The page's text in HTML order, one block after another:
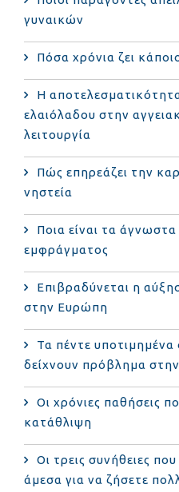
γυναικών
Πόσα χρόνια ζει
Η
ελαιόλαδου στην
λειτουργία
Πώς επηρεάζει την
νηστεία
Ποια είναι τα
εμφράγματος
Επιβραδύνεται η
στην Ευρώπη
Τα πέντε
δείχνουν πρόβλημα
Οι χρόνιες παθήσεις
κατάθλιψη
Οι τρεις συνήθειες
άμεσα για να ζήσετε